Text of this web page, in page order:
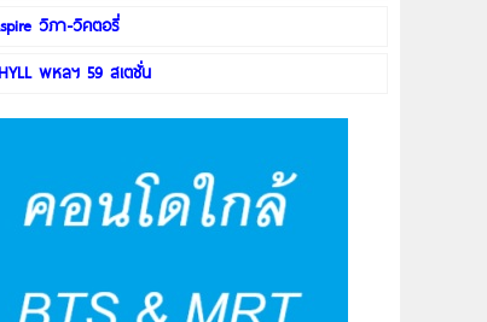
วิภา-วิคตอรี่
พหลฯ 59 สเตชั่น